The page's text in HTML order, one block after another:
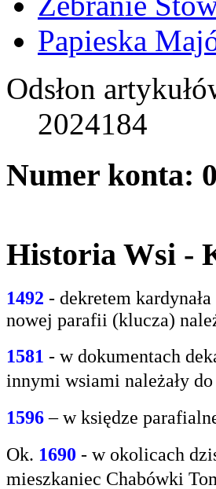
Papieska
Odsłon
2024184
Numer konta:
Historia Wsi -
1492 - dekretem
nowej parafii (klucza)
1581 - wdokumentach
innymi wsiami należały
1596– w księdze
Ok. 1690 - w okolicach
mieszkaniec Chabówki